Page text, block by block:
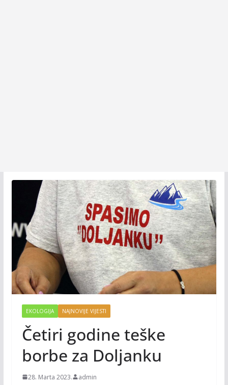
EKOLOGIJA NAJNOVIJE VIJESTI
Četiri godine teške
borbe za Doljanku
28. Marta 2023. admin